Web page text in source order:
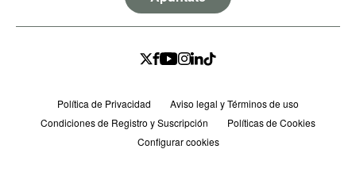
Política de Privacidad
Aviso legal y Términos de uso
Condiciones de Registro y Suscripción
Políticas de Cookies
Configurar cookies